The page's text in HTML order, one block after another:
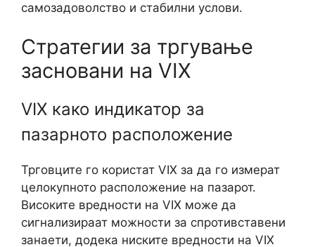
самозадоволство и стабилни услови.
Стратегии за тргување
засновани на VIX
VIX како индикатор за
пазарното расположение
Трговците го користат VIX за да го измерат
целокупното расположение на пазарот.
Високите вредности на VIX може да
сигнализираат можности за спротивставени
занаети, додека ниските вредности на VIX